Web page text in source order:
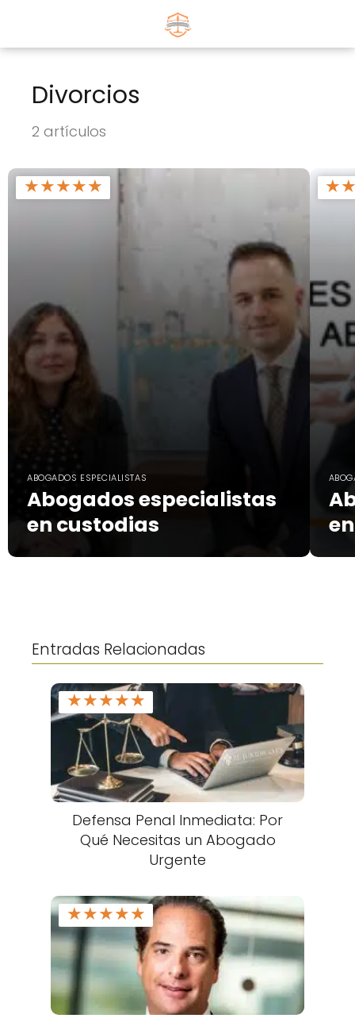
Divorcios
2 artículos
★★★★★
ABOGADOS ESPECIALISTAS
Abogados especialistas
en custodias
★
Entradas Relacionadas
★★★★★
Defensa Penal Inmediata: Por
Qué Necesitas un Abogado
Urgente
★★★★★